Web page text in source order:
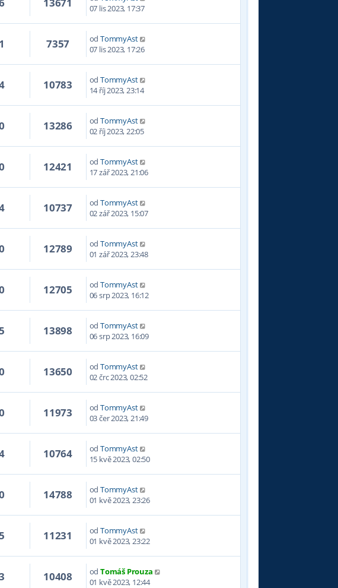
07 lis 2023, 17:37
1 7357 od TommyAst
07 lis 2023, 17:26
10783 od TommyAst
14 říj 2023, 23:14
13286 od TommyAst
02 říj 2023, 22:05
12421 od TommyAst
17 zář 2023, 21:06
10737 od TommyAst
02 zář 2023, 15:07
12789 od TommyAst
01 zář 2023, 23:48
12705 od TommyAst
06 srp 2023, 16:12
13898 od TommyAst
06 srp 2023, 16:09
13650 od TommyAst
02 črc 2023, 02:52
11973 od TommyAst
03 čer 2023, 21:49
10764 od TommyAst
15 kvě 2023, 02:50
14788 od TommyAst
01 kvě 2023, 23:26
11231 od TommyAst
01 kvě 2023, 23:22
10408 od Tomáš Prouza
01 kvě 2023, 12:44